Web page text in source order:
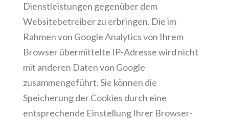
Dienstleistungen gegenüber dem
Websitebetreiber zu erbringen. Die im
Rahmen von Google Analytics von Ihrem
Browser übermittelte IP-Adresse wird nicht
mit anderen Daten von Google
zusammengeführt. Sie können die
Speicherung der Cookies durch eine
entsprechende Einstellung Ihrer Browser-